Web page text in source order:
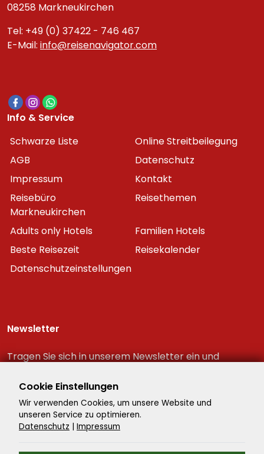
08258 Markneukirchen
Tel: +49 (0) 37422 - 746 467
E-Mail: info@reisenavigator.com
Info & Service
Schwarze Liste
Online Streitbeilegung
AGB
Datenschutz
Impressum
Kontakt
Reisebüro
Markneukirchen
Reisethemen
Adults only Hotels
Familien Hotels
Beste Reisezeit
Reisekalender
Datenschutzeinstellungen
Newsletter
Tragen Sie sich in unserem Newsletter ein und
Reiseschnäppchen!
Cookie Einstellungen
Wir verwenden Cookies, um unsere Website und
unseren Service zu optimieren.
Datenschutz | Impressum